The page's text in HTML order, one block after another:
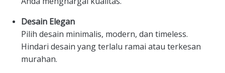
Desain Elegan
Pilih desain minimalis, modern, dan timeless.
Hindari desain yang terlalu ramai atau terkesan
murahan.